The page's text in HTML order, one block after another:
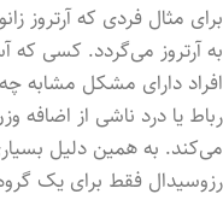
برای مثال فردی که آرتروز
به آرتروز می‌گردد. کسی که
افراد دارای مشکل مشابه
رباط یا درد ناشی از اضافه
می‌کند. به همین دلیل
رزوسیدال فقط برای یک